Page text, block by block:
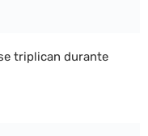
triplican durante